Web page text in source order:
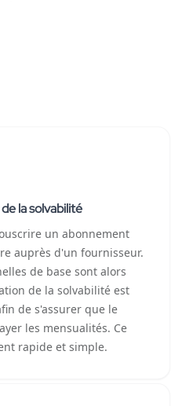
la solvabilité
un abonnement
auprès d'un fournisseur.
de base sont alors
de la solvabilité est
de s'assurer que le
les mensualités. Ce
rapide et simple.